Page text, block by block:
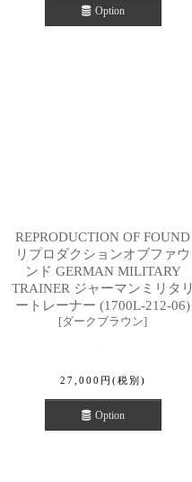
Option
REPRODUCTION OF FOUND
リプロダクションオブファウ
ンド GERMAN MILITARY
TRAINER ジャーマンミリタリ
ートレーナー (1700L-212-06)
[ダークブラウン]
27,000 円 (税別)
Option